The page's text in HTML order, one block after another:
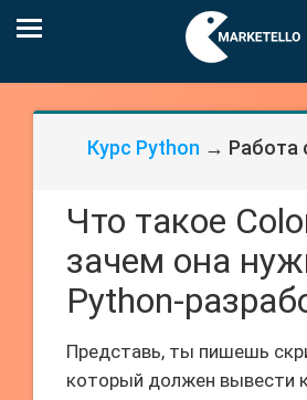
Курс Python → Работа
Что такое
зачем она
Python-
Представь, ты пишешь
который должен вывести